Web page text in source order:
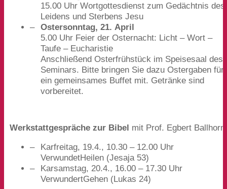
15.00 Uhr Wortgottesdienst zum Gedächtnis des
Leidens und Sterbens Jesu
Ostersonntag,21. April
5.00 Uhr Feier der Osternacht: Licht – Wort –
Taufe – Eucharistie
Anschließend Osterfrühstück im Speisesaal des
Seminars. Bitte bringen Sie dazu Ostergaben für
ein gemeinsames Buffet mit. Getränke sind
vorbereitet.
Werkstattgespräche zur Bibel mit Prof. Egbert Ballhorn
Karfreitag, 19.4., 10.30 – 12.00 Uhr
VerwundetHeilen (Jesaja 53)
Karsamstag, 20.4., 16.00 – 17.30 Uhr
VerwundertGehen (Lukas 24)